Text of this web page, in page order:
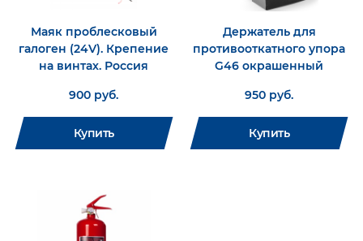
Маяк проблесковый
галоген (24V). Крепение
на винтах. Россия
900 руб.
Купить
Держатель для
противооткатного упора
G46 окрашенный
950 руб.
Купить